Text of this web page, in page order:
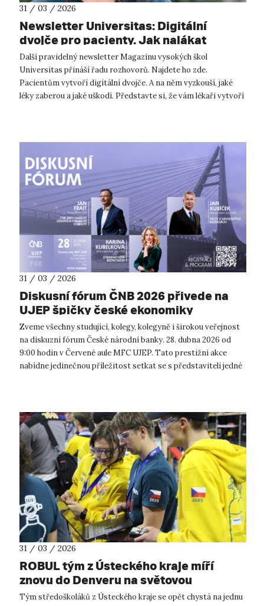
31 / 03 / 2026
Newsletter Universitas: Digitální
dvojče pro pacienty. Jak nalákat
zahraniční vědce a vědkyně. Jak
otevírat zdravotnická data
Další pravidelný newsletter Magazínu vysokých škol
Universitas přináší řadu rozhovorů. Najdete ho zde.
Pacientům vytvoří digitální dvojče. A na něm vyzkouší, jaké
léky zaberou a jaké uškodí. Představte si, že vám lékaři vytvoří
31 / 03 / 2026
Diskusní fórum ČNB 2026 přivede na
UJEP špičky české ekonomiky
Zveme všechny studující, kolegy, kolegyně i širokou veřejnost
na diskuzní fórum České národní banky. 28. dubna 2026 od
9:00 hodin v Červené aule MFC UJEP. Tato prestižní akce
nabídne jedinečnou příležitost setkat se s představiteli jedné
31 / 03 / 2026
ROBUL tým z Ústeckého kraje míří
znovu do Denveru na světovou
robotickou soutěž
Tým středoškoláků z Ústeckého kraje se opět chystá na jednu